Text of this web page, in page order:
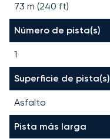
73 m (240 ft)
Número de pista(s)
1
Superficie de pista(s)
Asfalto
Pista más larga